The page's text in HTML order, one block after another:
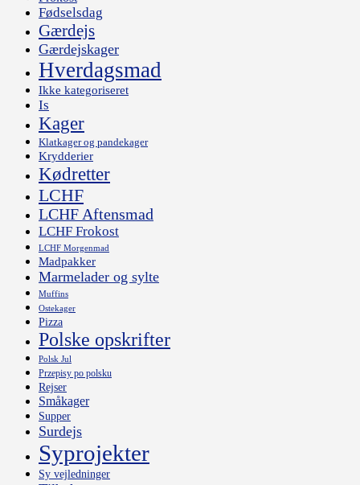
Fødselsdag
Gærdejs
Gærdejskager
Hverdagsmad
Ikke kategoriseret
Is
Kager
Klatkager og pandekager
Krydderier
Kødretter
LCHF
LCHF Aftensmad
LCHF Frokost
LCHF Morgenmad
Madpakker
Marmelader og sylte
Muffins
Ostekager
Pizza
Polske opskrifter
Polsk Jul
Przepisy po polsku
Rejser
Småkager
Supper
Surdejs
Syprojekter
Sy vejledninger